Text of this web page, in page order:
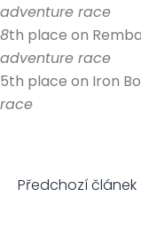
adventure race
8th place on
adventure race
5th place on Iron
race
Předchozí článek